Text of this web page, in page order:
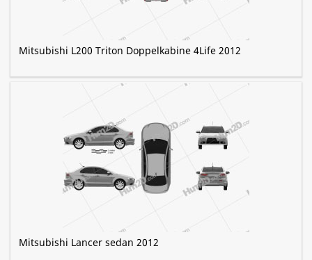
Mitsubishi L200 Triton Doppelkabine 4Life 2012
Mitsubishi Lancer sedan 2012